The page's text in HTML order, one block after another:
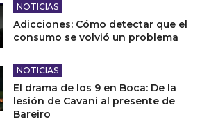
NOTICIAS
Adicciones: Cómo detectar que el
consumo se volvió un problema
NOTICIAS
El drama de los 9 en Boca: De la
lesión de Cavani al presente de
Bareiro